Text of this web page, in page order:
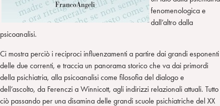
fenomenologica e
dall’altro dalla
psicoanalisi.
Ci mostra perciò i reciproci influenzamenti a partire dai grandi esponenti
delle due correnti, e traccia un panorama storico che va dai primordi
della psichiatria, alla psicoanalisi come filosofia del dialogo e
dell’ascolto, da Ferenczi a Winnicott, agli indirizzi relazionali attuali. Tutto
ciò passando per una disamina delle grandi scuole psichiatriche del XX